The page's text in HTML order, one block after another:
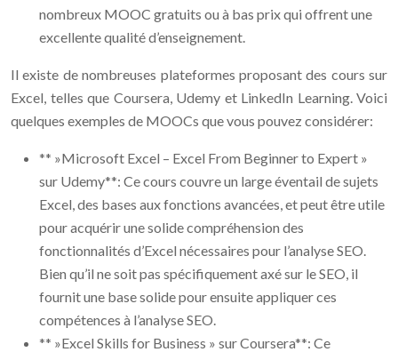
nombreux MOOC gratuits ou à bas prix qui offrent une
excellente qualité d’enseignement.
Il existe de nombreuses plateformes proposant des cours sur
Excel, telles que Coursera, Udemy et LinkedIn Learning. Voici
quelques exemples de MOOCs que vous pouvez considérer:
** »Microsoft Excel – Excel From Beginner to Expert »
sur Udemy**: Ce cours couvre un large éventail de sujets
Excel, des bases aux fonctions avancées, et peut être utile
pour acquérir une solide compréhension des
fonctionnalités d’Excel nécessaires pour l’analyse SEO.
Bien qu’il ne soit pas spécifiquement axé sur le SEO, il
fournit une base solide pour ensuite appliquer ces
compétences à l’analyse SEO.
** »Excel Skills for Business » sur Coursera**: Ce